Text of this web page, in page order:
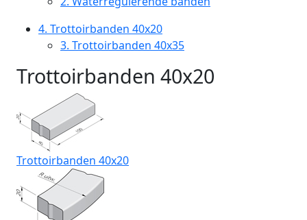
4. Trottoirbanden 40x20
3. Trottoirbanden 40x35
Trottoirbanden 40x20
Trottoirbanden 40x20